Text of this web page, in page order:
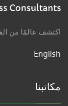
اكتشف عالمًا من
English
مكاتبنا